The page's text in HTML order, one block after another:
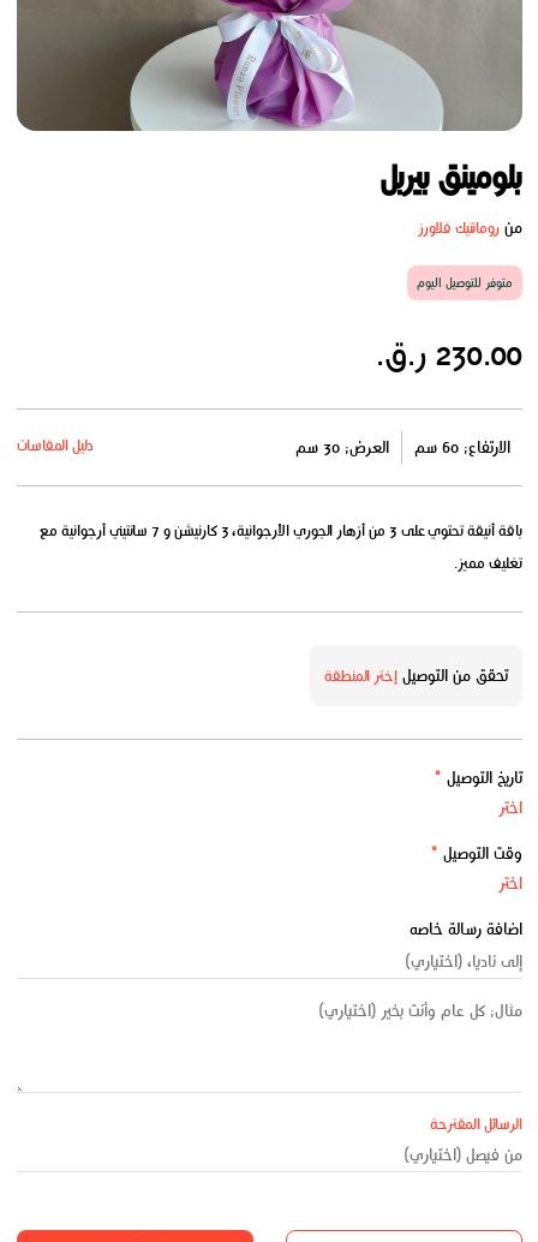
بلومينق بيربل
منرومانتيك فلاورز
متوفر للتوصيل اليوم
230.00 ر.ق.
الارتفاع: 60 سم العرض: 30 سم دليل المقاسات
باقة أنيقة تحتوي على 3 من أزهار الجوري الأرجوانية، 3 كارنيشن و 7 سانتيني أرجوانية مع
تغليف مميز.
تحقق من التوصيلإختر المنطقة
تاريخ التوصيل *
وقت التوصيل *
اضافة رسالة خاصه
الرسائل المقترحة